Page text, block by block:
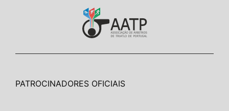
PATROCINADORES OFICIAIS